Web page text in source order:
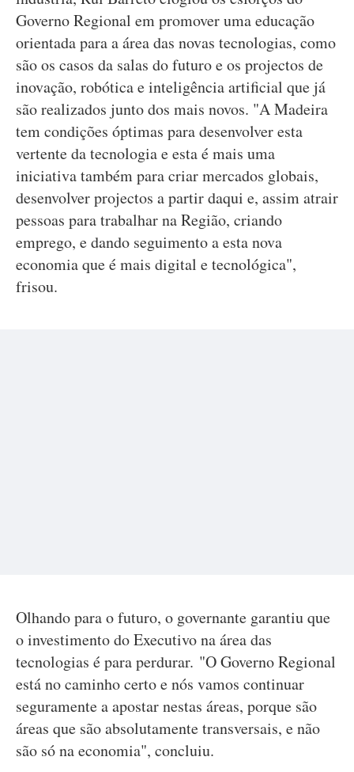
Governo Regional em promover uma educação
orientada para a área das novas tecnologias, como
são os casos da salas do futuro e os projectos de
inovação, robótica e inteligência artificial que já
são realizados junto dos mais novos. "A Madeira
tem condições óptimas para desenvolver esta
vertente da tecnologia e esta é mais uma
iniciativa também para criar mercados globais,
desenvolver projectos a partir daqui e, assim atrair
pessoas para trabalhar na Região, criando
emprego, e dando seguimento a esta nova
economia que é mais digital e tecnológica",
frisou.
Olhando para o futuro, o governante garantiu que
o investimento do Executivo na área das
tecnologias é para perdurar. "O Governo Regional
está no caminho certo e nós vamos continuar
seguramente a apostar nestas áreas, porque são
áreas que são absolutamente transversais, e não
são só na economia", concluiu.